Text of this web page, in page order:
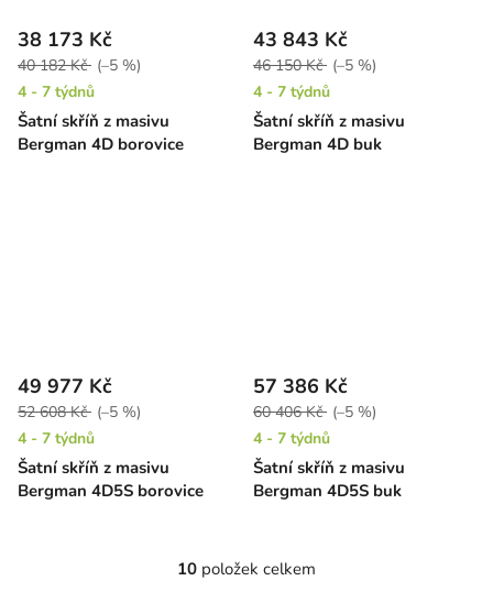
Šatní skříň z masivu
Bergman 4D borovice
38 173 Kč
40 182 Kč (–5 %)
4 - 7 týdnů
Šatní skříň z masivu
Bergman 4D buk
43 843 Kč
46 150 Kč (–5 %)
4 - 7 týdnů
Šatní skříň z masivu
Bergman 4D5S borovice
49 977 Kč
52 608 Kč (–5 %)
4 - 7 týdnů
Šatní skříň z masivu
Bergman 4D5S buk
57 386 Kč
60 406 Kč (–5 %)
4 - 7 týdnů
O
10 položek celkem